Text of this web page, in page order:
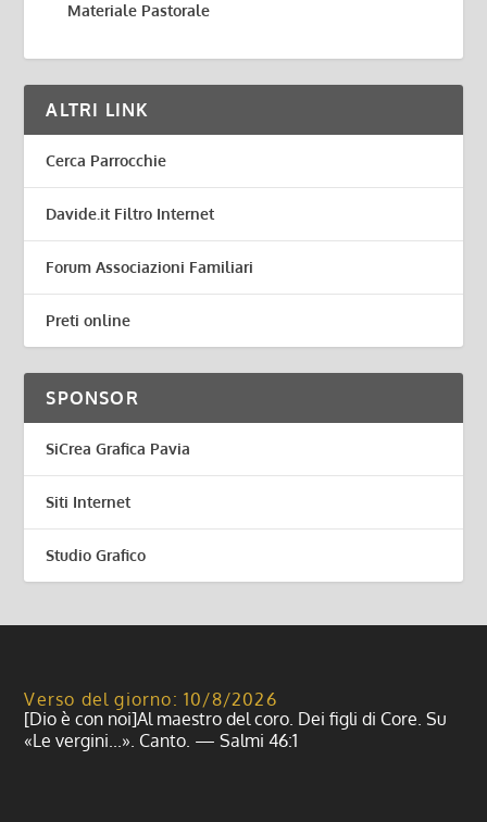
Materiale Pastorale
ALTRI LINK
Cerca Parrocchie
Davide.it Filtro Internet
Forum Associazioni Familiari
Preti online
SPONSOR
SiCrea Grafica Pavia
Siti Internet
Studio Grafico
Verso del giorno: 10/8/2026
[Dio è con noi]Al maestro del coro. Dei figli di Core. Su
«Le vergini...». Canto. — Salmi 46:1